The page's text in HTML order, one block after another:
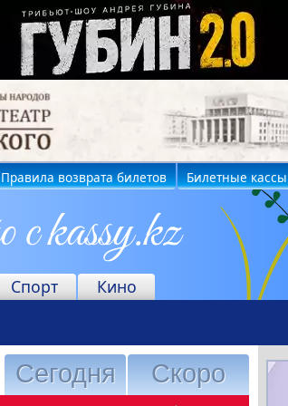
Правила возврата билетов
Билетные кассы
Спорт Кино
Сегодня Скоро